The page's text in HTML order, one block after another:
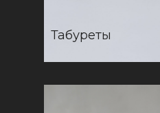
Табуреты